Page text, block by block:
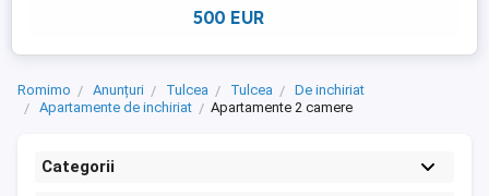
orașului Tulcea, apartamentul ...
500 EUR
Romimo Anunțuri Tulcea Tulcea
De inchiriat
Apartamente de inchiriat
Apartamente 2 camere
Categorii